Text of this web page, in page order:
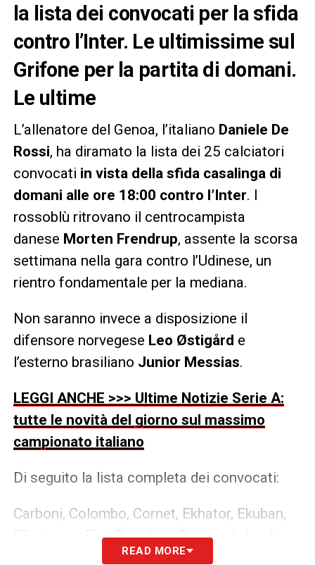
la lista dei convocati per la sfida
contro l’Inter. Le ultimissime sul
Grifone per la partita di domani.
Le ultime
L’allenatore del Genoa, l’italiano Daniele De
Rossi, ha diramato la lista dei 25 calciatori
convocati in vista della sfida casalinga di
domani alle ore 18:00 contro l’Inter. I
rossoblù ritrovano il centrocampista
danese Morten Frendrup, assente la scorsa
settimana nella gara contro l’Udinese, un
rientro fondamentale per la mediana.
Non saranno invece a disposizione il
difensore norvegese Leo Østigård e
l’esterno brasiliano Junior Messias.
LEGGI ANCHE >>> Ultime Notizie Serie A:
tutte le novità del giorno sul massimo
campionato italiano
Di seguito la lista completa dei convocati:
Carboni, Colombo, Cornet, Ekhator, Ekuban,
Ellertsson, Fini, Frendrup, Gronbaek, Leali,
Lysionok, Malinovskyi, Marcandalli, Martin,
READ MORE